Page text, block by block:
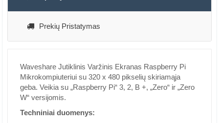
Prekių Pristatymas
Waveshare Jutiklinis Varžinis Ekranas Raspberry Pi
Mikrokompiuteriui su 320 x 480 pikselių skiriamąja
geba. Veikia su „Raspberry Pi“ 3, 2, B +, „Zero“ ir „Zero
W“ versijomis.
Techniniai duomenys: